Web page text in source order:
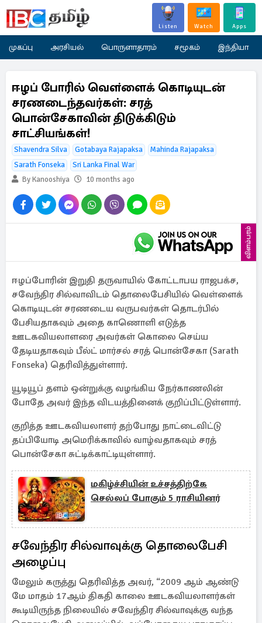
Listen Watch Apps
முகப்பு அரசியல் பொருளாதாரம் சமூகம் இந்தியா
ஈழப் போரில் வௌ்ளைக் கொடியுடன்
சரணடைந்தவர்கள்: சரத்
பொன்சேகாவின் திடுக்கிடும்
சாட்சியங்கள்!
Shavendra Silva Gotabaya Rajapaksa
Mahinda Rajapaksa
Sarath Fonseka
Sri Lanka Final War
By Kanooshiya
10 months ago
விளம்பரம்
ஈழப்போரின் இறுதி தருவாயில் கோட்டாபய ராஜபக்ச,
சவேந்திர சில்வாவிடம் தொலைபேசியில் வெள்ளைக்
கொடியுடன் சரணடைய வருபவர்கள் தொடர்பில்
பேசியதாகவும் அதை காணொளி எடுத்த
ஊடகவியலாளரை அவர்கள் கொலை செய்ய
தேடியதாகவும் பீல்ட் மார்சல் சரத் பொன்சேகா (Sarath
Fonseka) தெரிவித்துள்ளார்.
யூடியூப் தளம் ஒன்றுக்கு வழங்கிய நேர்காணலின்
போதே அவர் இந்த விடயத்தினைக் குறிப்பிட்டுள்ளார்.
குறித்த ஊடகவியலாளர் தற்போது நாட்டைவிட்டு
தப்பியோடி அமெரிக்காவில் வாழ்வதாகவும் சரத்
பொன்சேகா சுட்டிக்காட்டியுள்ளார்.
மகிழ்ச்சியின் உச்சத்திற்கே
செல்லப் போகும் 5 ராசியினர்
சவேந்திர சில்வாவுக்கு தொலைபேசி
அழைப்பு
மேலும் கருத்து தெரிவித்த அவர், “2009 ஆம் ஆண்டு
மே மாதம் 17ஆம் திகதி காலை ஊடகவியலாளர்கள்
கூடியிருந்த நிலையில் சவேந்திர சில்வாவுக்கு வந்த